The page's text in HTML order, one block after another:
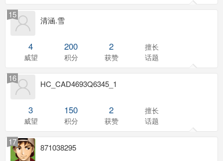
清涵.雪
15
4
威望
200
积分
2
获赞
擅长
话题
HC_CAD4693Q6345_1
16
3
威望
150
积分
2
获赞
擅长
话题
871038295
17